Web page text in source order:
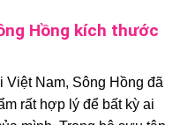
Hồng kích thước
Nam, Sông Hồng đã
rất hợp lý để bất kỳ ai